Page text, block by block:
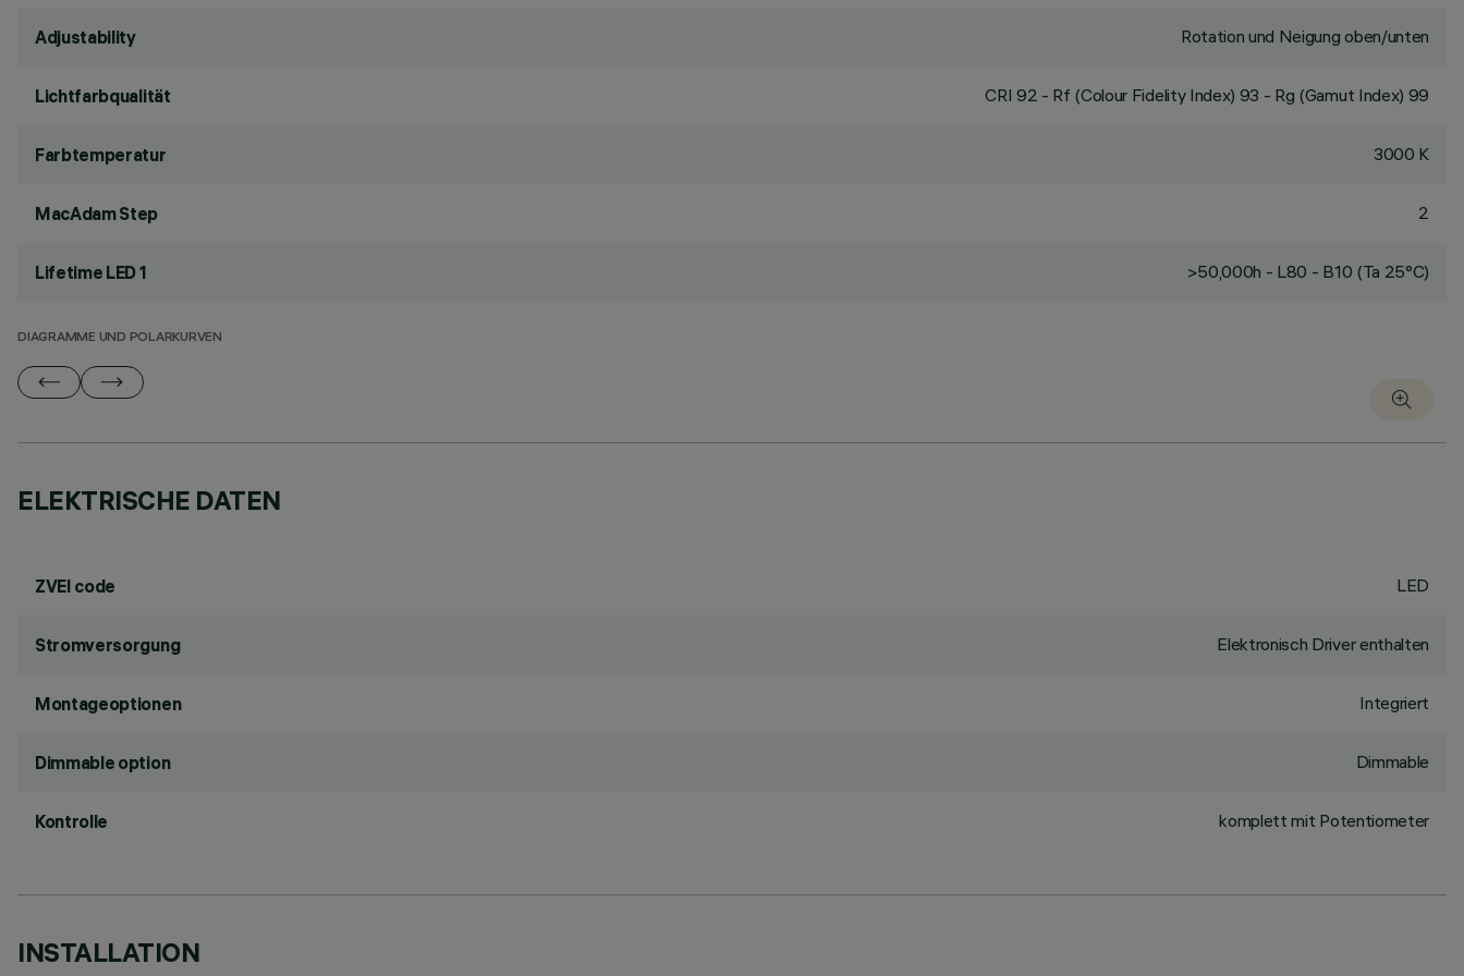
Adjustability Rotation und Neigung oben/unten
Lichtfarbqualität CRI 92 - Rf (Colour Fidelity Index) 93 - Rg (Gamut Index) 99
Farbtemperatur 3000 K
MacAdam Step 2
Lifetime LED 1 >50,000h - L80 - B10 (Ta 25°C)
DIAGRAMME UND POLARKURVEN
ELEKTRISCHE DATEN
ZVEI code LED
Stromversorgung Elektronisch Driver enthalten
Montageoptionen Integriert
Dimmable option Dimmable
Kontrolle komplett mit Potentiometer
INSTALLATION